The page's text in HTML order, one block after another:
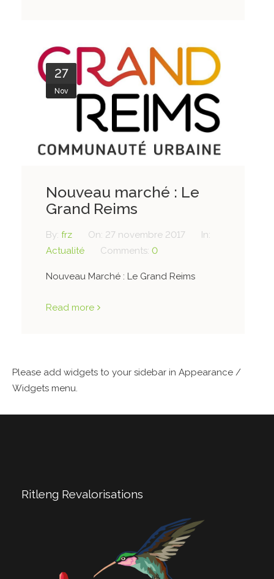
27
Nov
Nouveau marché : Le
Grand Reims
By: frz On: 27 novembre 2017
In:
Actualité
Comments: 0
Nouveau Marché : Le Grand Reims
Read more
Please add widgets to your sidebar in Appearance /
Widgets menu.
Ritleng Revalorisations